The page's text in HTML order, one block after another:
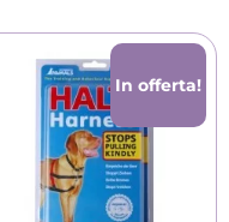
In offerta!